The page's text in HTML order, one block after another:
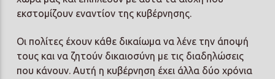
εκστομίζουν εναντίον της κυβέρνησης.
Οι πολίτες έχουν κάθε δικαίωμα να λένε την άποψή
τους και να ζητούν δικαιοσύνη με τις διαδηλώσεις
που κάνουν. Αυτή η κυβέρνηση έχει άλλα δύο χρόνια